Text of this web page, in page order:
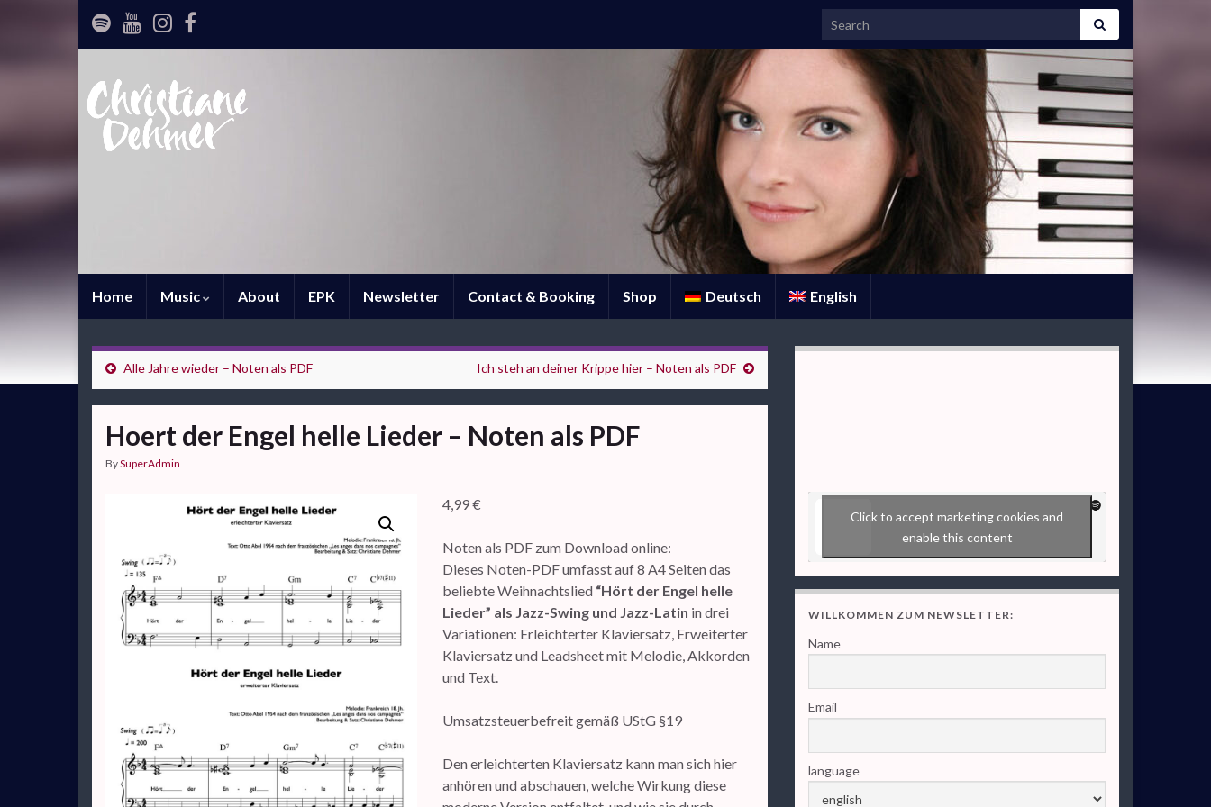
Search for:
Home Music About EPK Newsletter Contact & Booking Shop Deutsch English
Alle Jahre wieder – Noten als PDF Ich steh an deiner Krippe hier – Noten als PDF
Hoert der Engel helle Lieder – Noten als PDF
BySuperAdmin
4,99€
Noten als PDF zum Download online:
Dieses Noten-PDF umfasst auf 8 A4 Seiten das
beliebte Weihnachtslied “Hört der Engel helle
Lieder” als Jazz-Swing und Jazz-Latin in drei
Variationen: Erleichterter Klaviersatz, Erweiterter
Klaviersatz und Leadsheet mit Melodie, Akkorden
und Text.
Umsatzsteuerbefreit gemäß UStG §19
Den erleichterten Klaviersatz kann man sich hier
anhören und abschauen, welche Wirkung diese
Click to accept marketing cookies and
enable this content
WILLKOMMEN ZUM NEWSLETTER:
Name
Email
language